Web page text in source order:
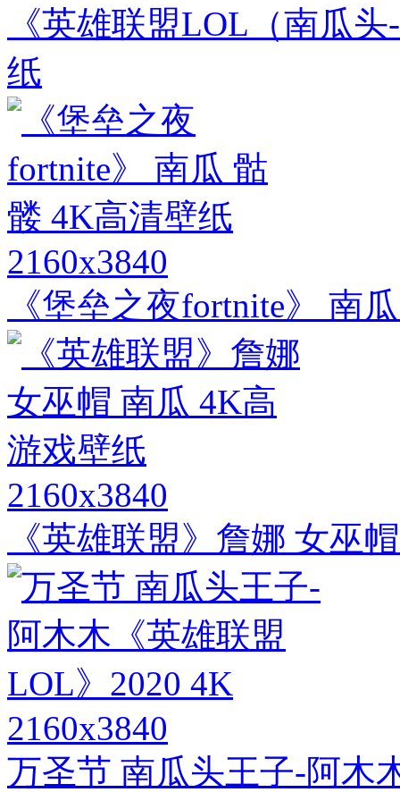
《英雄联盟LOL（南瓜
纸
2160x3840
《堡垒之夜fortnite》 南
2160x3840
《英雄联盟》詹娜 女巫
2160x3840
万圣节 南瓜头王子-阿木